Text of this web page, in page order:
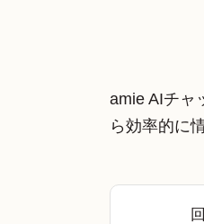
amie AIチャ
ら効率的に